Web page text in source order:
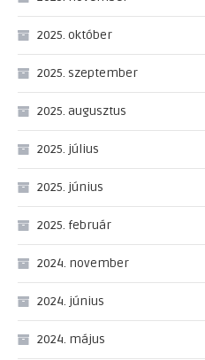
2025. október
2025. szeptember
2025. augusztus
2025. július
2025. június
2025. február
2024. november
2024. június
2024. május